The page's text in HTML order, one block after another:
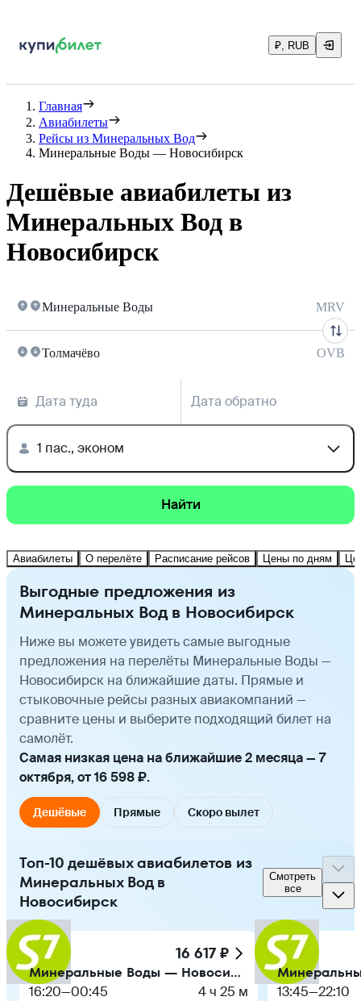
₽, RUB
Главная
Авиабилеты
Рейсы из Минеральных Вод
Минеральные Воды — Новосибирск
Дешёвые авиабилеты из
Минеральных Вод в
Новосибирск
Минеральные Воды MRV
Толмачёво OVB
Дата туда Дата обратно
1 пас., эконом
Найти
Авиабилеты О перелёте Расписание рейсов Цены по дням
Выгодные предложения из
Минеральных Вод в Новосибирск
Ниже вы можете увидеть самые выгодные
предложения на перелёты Минеральные Воды —
Новосибирск на ближайшие даты. Прямые и
стыковочные рейсы разных авиакомпаний —
сравните цены и выберите подходящий билет на
самолёт.
Самая низкая цена на ближайшие 2 месяца — 7
октября, от 16 598 ₽.
Дешёвые Прямые Скоро вылет
Топ-10 дешёвых авиабилетов из
Минеральных Вод в
Новосибирск
Смотреть
все
16 617 ₽
Минеральные Воды — Новосибирск
16:20—00:45 4 ч 25 м 13:45—22:10